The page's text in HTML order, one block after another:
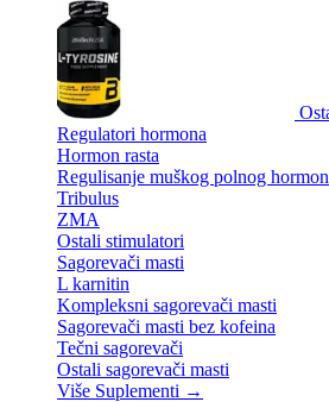
Regulatori hormona
Hormon rasta
Regulisanje muškog polnog
Tribulus
ZMA
Ostali stimulatori
Sagorevači masti
L karnitin
Kompleksni sagorevači masti
Sagorevači masti bez kofeina
Tečni sagorevači
Ostali sagorevači masti
Više Suplementi →